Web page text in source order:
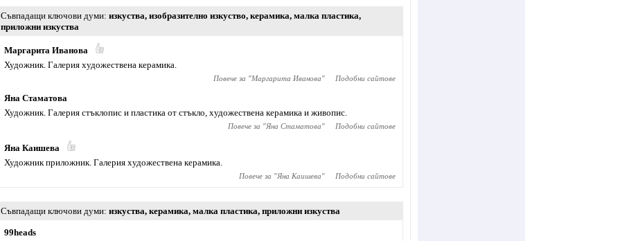
Съвпадащи ключови думи изкуства, изобразително изкуство, керамика, малка пластика,
приложни изкуства
Маргарита Иванова
Художник. Галерия художествена керамика.
Повече за "Маргарита Иванова" Подобни сайтове
Яна Стаматова
Художник. Галерия стъклопис и пластика от стъкло, художествена керамика и живопис.
Повече за "Яна Стаматова" Подобни сайтове
Яна Каишева
Художник приложник. Галерия художествена керамика.
Повече за "Яна Каишева" Подобни сайтове
Съвпадащи ключови думи изкуства, керамика, малка пластика, приложни изкуства
99heads